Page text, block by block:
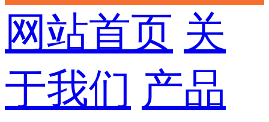
网站首页 关
于我们 产品